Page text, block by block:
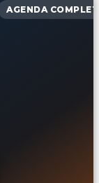
AGENDA COMPLET